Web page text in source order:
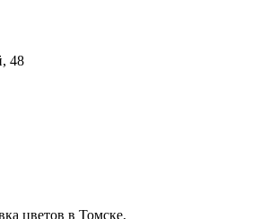
48
цветов в Томске.